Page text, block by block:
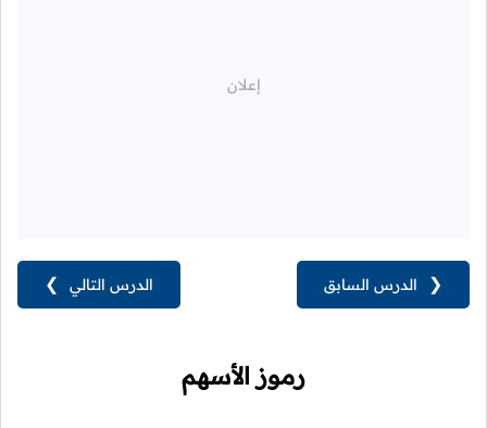
الدرس التالي ❯ ❮ الدرس السابق
رموز الأسهم